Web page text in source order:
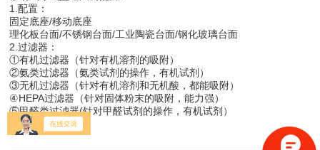
1.配置：
固定底座/移动底座
理化板台面/不锈钢台面/工业陶瓷台面/钢化玻璃台面
2.过滤器：
①有机过滤器（针对有机溶剂的吸附）
②氨类过滤器（氨类试剂的操作，有机试剂）
③无机过滤器（针对有机溶剂和无机酸，都能吸附）
④HEPA过滤器（针对固体粉末的吸附，能力强）
⑤甲醛类过滤器(针对甲醛试剂的操作，有机试剂）